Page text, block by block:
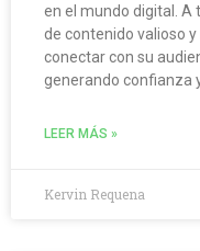
en el mundo digital. A
de contenido valioso
conectar con su
generando confianza
LEER MÁS »
Kervin Requena